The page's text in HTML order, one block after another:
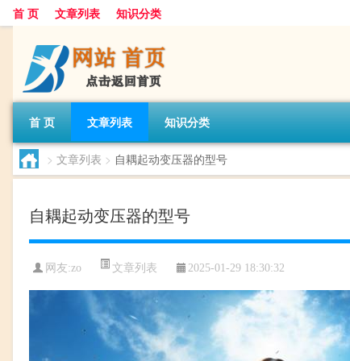
首 页 文章列表 知识分类
首 页 文章列表 知识分类
> 文章列表 > 自耦起动变压器的型号
自耦起动变压器的型号
网友:zo 文章列表 2025-01-29 18:30:32